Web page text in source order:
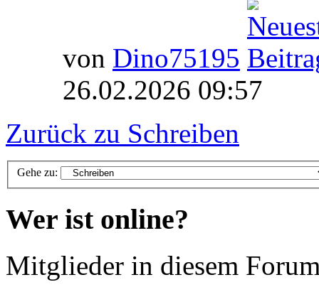
von Dino75195
26.02.2026 09:57
Zurück zu Schreiben
Gehe zu:
Wer ist online?
Mitglieder in diesem